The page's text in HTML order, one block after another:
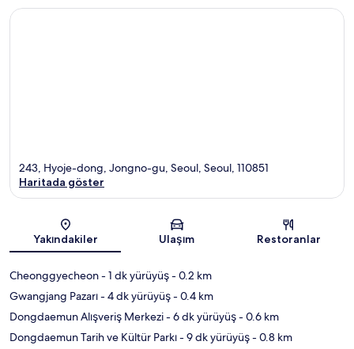
Harita
243, Hyoje-dong, Jongno-gu, Seoul, Seoul, 110851
Haritada göster
Yakındakiler Ulaşım Restoranlar
Cheonggyecheon- 1 dk yürüyüş- 0.2 km
Gwangjang Pazarı- 4 dk yürüyüş- 0.4 km
Dongdaemun Alışveriş Merkezi- 6 dk yürüyüş- 0.6 km
Dongdaemun Tarih ve Kültür Parkı- 9 dk yürüyüş- 0.8 km